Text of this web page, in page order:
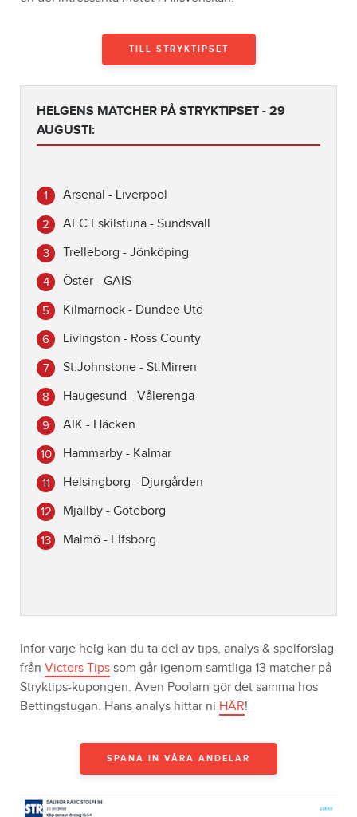
TILL STRYKTIPSET
HELGENS MATCHER PÅ STRYKTIPSET - 29
AUGUSTI:
Arsenal - Liverpool
AFC Eskilstuna - Sundsvall
Trelleborg - Jönköping
Öster - GAIS
Kilmarnock - Dundee Utd
Livingston - Ross County
St.Johnstone - St.Mirren
Haugesund - Vålerenga
AIK - Häcken
Hammarby - Kalmar
Helsingborg - Djurgården
Mjällby - Göteborg
Malmö - Elfsborg
Inför varje helg kan du ta del av tips, analys & spelförslag
från Victors Tips som går igenom samtliga 13 matcher på
Stryktips-kupongen. Även Poolarn gör det samma hos
Bettingstugan. Hans analys hittar ni HÄR!
SPANA IN VÅRA ANDELAR